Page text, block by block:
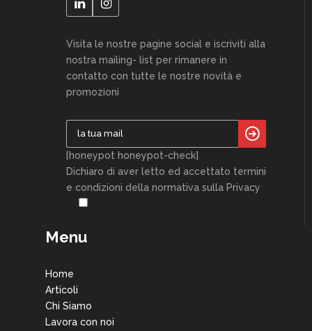
Visita le nostre pagine social e iscriviti alla
nostra mailing- list per rimanere in
contatto con tutte le nostre novità e
promozioni
[honeypot honeypot-check]
Dichiaro di aver letto ed accettato termini
e condizioni della normativa sulla Privacy
Menu
Home
Articoli
Chi Siamo
Lavora con noi